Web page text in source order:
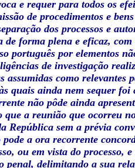
e requer para todos os
de procedimentos e
dos processos e
forma plena e eficaz,
português por elementos
de investigação
como relevantes
quais ainda nem sequer
não pôde ainda
que a reunião que ocorreu
República sem a prévia
a ora recorrente
ou em vista do processo,
penal, delimitando a sua